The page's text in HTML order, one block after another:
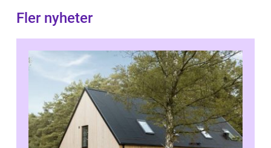
Fler nyheter